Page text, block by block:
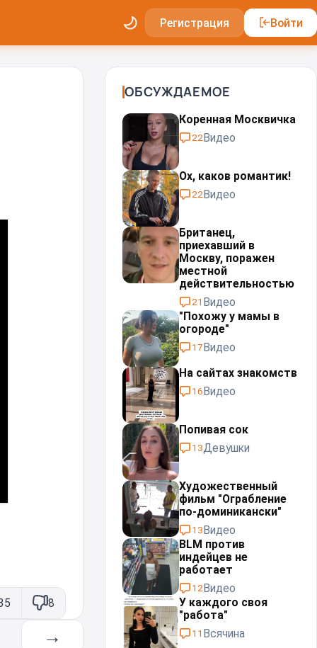
Регистрация Войти
8
→
ОБСУЖДАЕМОЕ
Коренная Москвичка
22Видео
Ох, каков романтик!
22Видео
Британец,
приехавший в
Москву, поражен
местной
действительностью⁠⁠
21 Видео
"Похожу у мамы в
огороде"
17Видео
На сайтах знакомств
16Видео
Попивая сок
13Девушки
Художественный
фильм "Ограбление
по-доминикански"
13Видео
BLM против
индейцев не
работает
12Видео
У каждого своя
"работа"⁠⁠
11 Всячина